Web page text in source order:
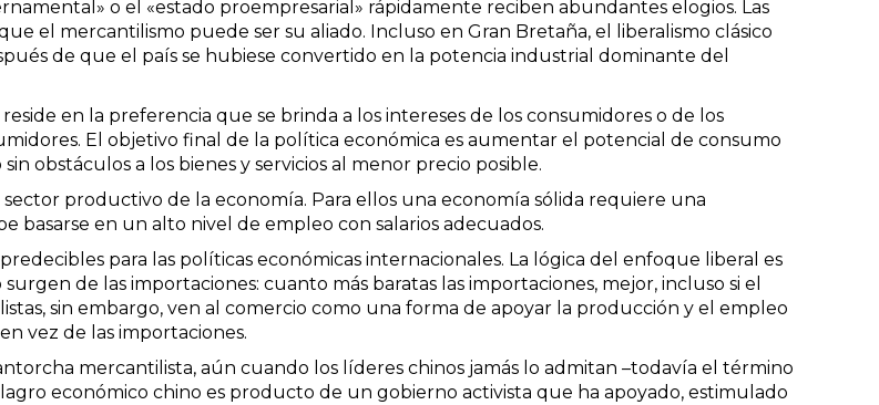
o el «estado proempresarial» rápidamente reciben abundantes elogios. Las
el mercantilismo puede ser su aliado. Incluso en Gran Bretaña, el liberalismo clásico
de que el país se hubiese convertido en la potencia industrial dominante del
en la preferencia que se brinda a los intereses de los consumidores o de los
El objetivo final de la política económica es aumentar el potencial de consumo
obstáculos a los bienes y servicios al menor precio posible.
productivo de la economía. Para ellos una economía sólida requiere una
basarse en un alto nivel de empleo con salarios adecuados.
para las políticas económicas internacionales. La lógica del enfoque liberal es
de las importaciones: cuanto más baratas las importaciones, mejor, incluso si el
sin embargo, ven al comercio como una forma de apoyar la producción y el empleo
vez de las importaciones.
mercantilista, aún cuando los líderes chinos jamás lo admitan –todavía el término
económico chino es producto de un gobierno activista que ha apoyado, estimulado